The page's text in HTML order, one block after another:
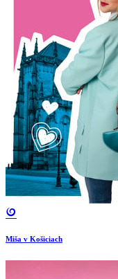
Miša v Košiciach